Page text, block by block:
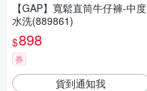
【GAP】寬鬆直筒牛仔褲-中度
水洗(889861)
$898
券
貨到通知我